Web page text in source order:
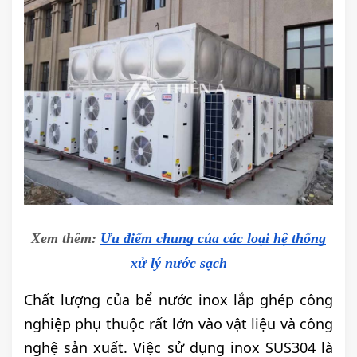
Xem thêm: Ưu điểm chung của các loại hệ thống
xử lý nước sạch
Chất lượng của bể nước inox lắp ghép công
nghiệp phụ thuộc rất lớn vào vật liệu và công
nghệ sản xuất. Việc sử dụng inox SUS304 là